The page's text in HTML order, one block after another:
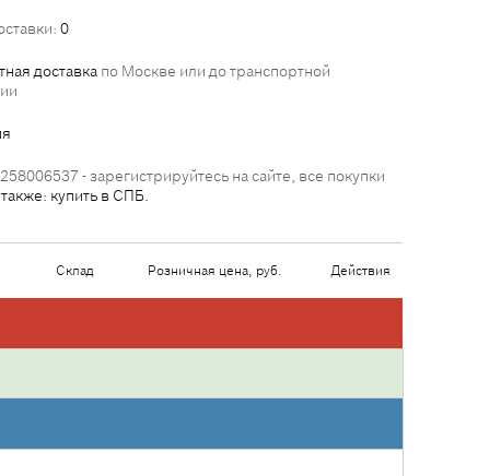
0
доставка по Москве или до транспортной
- зарегистрируйтесь на сайте, все покупки
купить в СПБ.
Склад Розничная цена, руб. Действия